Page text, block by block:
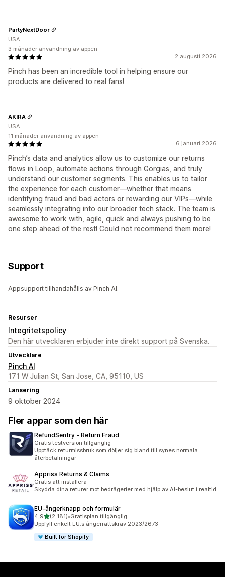
2 augusti 2026
Pinch has been an incredible tool in helping ensure our
products are delivered to real fans!
PartyNextDoor
USA
3 månader användning av appen
6 januari 2026
Pinch’s data and analytics allow us to customize our returns
flows in Loop, automate actions through Gorgias, and truly
understand our customer segments. This enables us to tailor
the experience for each customer—whether that means
identifying fraud and bad actors or rewarding our VIPs—while
seamlessly integrating into our broader tech stack. The team is
awesome to work with, agile, quick and always pushing to be
one step ahead of the rest! Could not recommend them more!
AKIRA
USA
11 månader användning av appen
Support
Appsupport tillhandahålls av Pinch AI.
Resurser
Integritetspolicy
Den här utvecklaren erbjuder inte direkt support på Svenska.
Utvecklare
Pinch AI
171 W Julian St, San Jose, CA, 95110, US
Lansering
9 oktober 2024
Fler appar som den här
RefundSentry ‑ Return Fraud
Gratis testversion tillgänglig
Upptäck returmissbruk som döljer sig bland till synes normala
återbetalningar
Appriss Returns & Claims
Gratis att installera
Skydda dina returer mot bedrägerier med hjälp av AI-beslut i realtid
EU‑ångerknapp och formulär
4,9av 5 stjärnor
(2 181)
2181 recensioner totalt
•Gratisplan tillgänglig
Uppfyll enkelt EU:s ångerrättskrav 2023/2673
Built for Shopify